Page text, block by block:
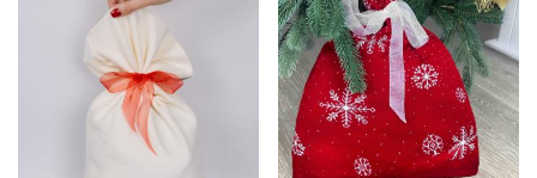
Залишити вiдгук про магазин